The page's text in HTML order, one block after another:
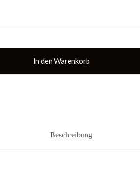
In den Warenkorb
Beschreibung